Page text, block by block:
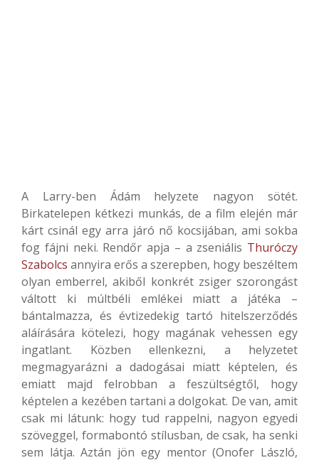
A Larry-ben Ádám helyzete nagyon sötét.
Birkatelepen kétkezi munkás, de a film elején már
kárt csinál egy arra járó nő kocsijában, ami sokba
fog fájni neki. Rendőr apja – a zseniális Thuróczy
Szabolcs annyira erős a szerepben, hogy beszéltem
olyan emberrel, akiből konkrét zsiger szorongást
váltott ki múltbéli emlékei miatt a játéka –
bántalmazza, és évtizedekig tartó hitelszerződés
aláírására kötelezi, hogy magának vehessen egy
ingatlant. Közben ellenkezni, a helyzetet
megmagyarázni a dadogásai miatt képtelen, és
emiatt majd felrobban a feszültségtől, hogy
képtelen a kezében tartani a dolgokat. De van, amit
csak mi látunk: hogy tud rappelni, nagyon egyedi
szöveggel, formabontó stílusban, de csak, ha senki
sem látja. Aztán jön egy mentor (Onofer László,